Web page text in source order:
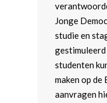
Jonge
studie en
studenten
maken op de
aanvragen